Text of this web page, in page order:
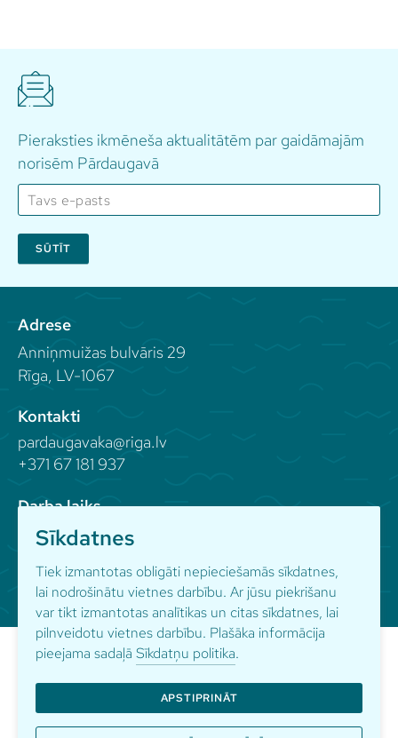
Sīkdatnes
Tiek izmantotas obligāti nepieciešamās sīkdatnes,
lai nodrošinātu vietnes darbību. Ar jūsu piekrišanu
var tikt izmantotas analītikas un citas sīkdatnes, lai
pilnveidotu vietnes darbību. Plašāka informācija
pieejama sadaļā Sīkdatņu politika.
APSTIPRINĀT
Pieraksties ikmēneša aktualitātēm par gaidāmajām
norisēm Pārdaugavā
SŪTĪT
Adrese
Anniņmuižas bulvāris 29
Rīga, LV-1067
Kontakti
pardaugavaka@riga.lv
+371 67 181 937
Darba laiks
Seko mums
© Pārdaugavas kultūras apvienība